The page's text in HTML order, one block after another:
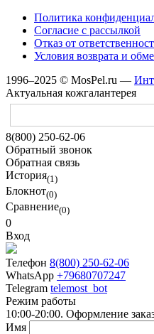
Политика
Согласие с рассылкой
Отказ от
Условия возврата и
1996–2025 © MosPel.ru —
Актуальная кожгалантерея
8(800) 250-62-06
Обратный звонок
Обратная связь
История(1)
Блокнот(0)
Сравнение(0)
0
Вход
Телефон 8(800) 250-62-06
WhatsApp +79680707247
Telegram telemost_bot
Режим работы
10:00-20:00. Оформление
Имя